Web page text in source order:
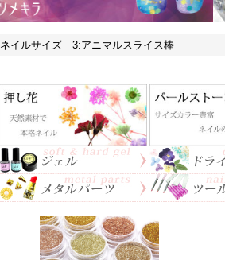
ネイルサイズ 3:アニマルスライス棒